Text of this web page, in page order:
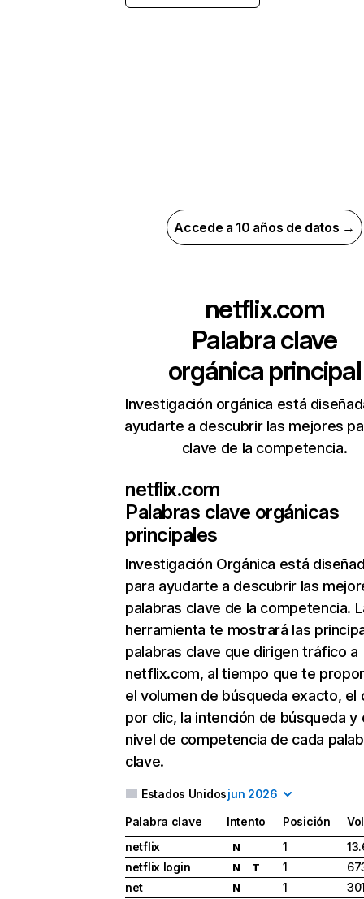
Accede a 10 años de datos →
netflix.com
Palabra clave
orgánica principal
Investigación orgánica está
ayudarte a descubrir las mejores
clave de la competencia.
netflix.com
Palabras clave orgánicas
principales
Investigación Orgánica está
para ayudarte a descubrir las
palabras clave de la competencia.
herramienta te mostrará las
palabras clave que dirigen tráfico a
netflix.com, al tiempo que te
el volumen de búsqueda exacto, el
por clic, la intención de búsqueda y
nivel de competencia de cada
clave.
Estados Unidosjun 2026
Palabra clave Intento Posición
netflix
N 1
netflix login
N T 1
net
N 1